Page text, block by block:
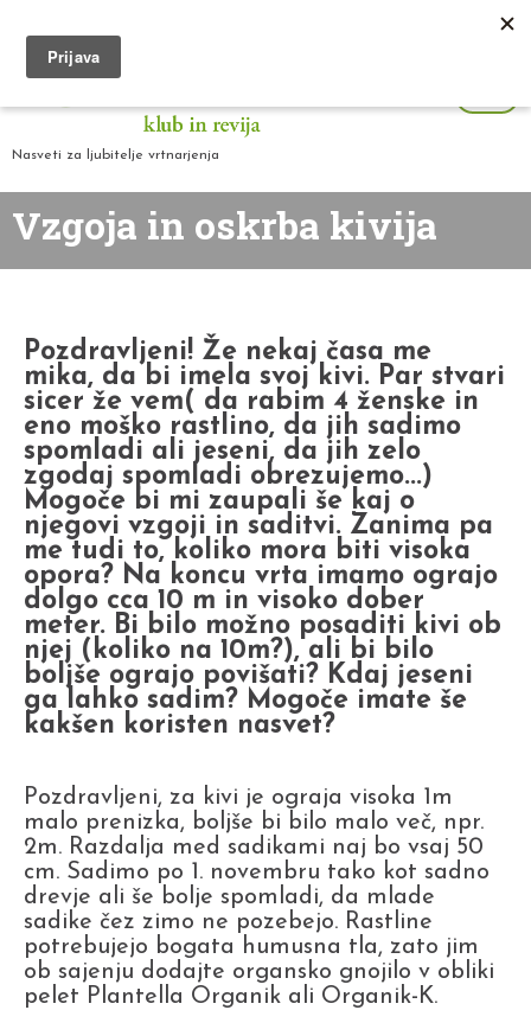
Nasveti za ljubitelje vrtnarjenja
Vzgoja in oskrba kivija
Pozdravljeni! Že nekaj časa me
mika, da bi imela svoj kivi. Par stvari
sicer že vem( da rabim 4 ženske in
eno moško rastlino, da jih sadimo
spomladi ali jeseni, da jih zelo
zgodaj spomladi obrezujemo...)
Mogoče bi mi zaupali še kaj o
njegovi vzgoji in saditvi. Zanima pa
me tudi to, koliko mora biti visoka
opora? Na koncu vrta imamo ograjo
dolgo cca 10 m in visoko dober
meter. Bi bilo možno posaditi kivi ob
njej (koliko na 10m?), ali bi bilo
boljše ograjo povišati? Kdaj jeseni
ga lahko sadim? Mogoče imate še
kakšen koristen nasvet?
Pozdravljeni, za kivi je ograja visoka 1m
malo prenizka, boljše bi bilo malo več, npr.
2m. Razdalja med sadikami naj bo vsaj 50
cm. Sadimo po 1. novembru tako kot sadno
drevje ali še bolje spomladi, da mlade
sadike čez zimo ne pozebejo. Rastline
potrebujejo bogata humusna tla, zato jim
ob sajenju dodajte organsko gnojilo v obliki
pelet Plantella Organik ali Organik-K.